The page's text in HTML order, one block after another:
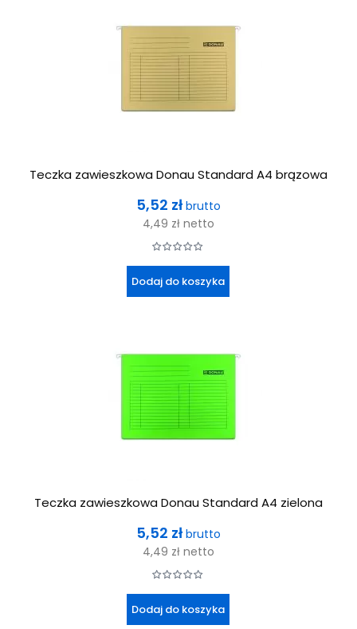
Teczka zawieszkowa Donau Standard A4 brązowa
Cena
5,52 zł brutto
4,49 zł netto
Dodaj do koszyka
Teczka zawieszkowa Donau Standard A4 zielona
Cena
5,52 zł brutto
4,49 zł netto
Dodaj do koszyka